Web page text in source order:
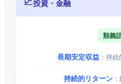
投資・金融
類義
長期安定収益 ：持
持続的リターン：